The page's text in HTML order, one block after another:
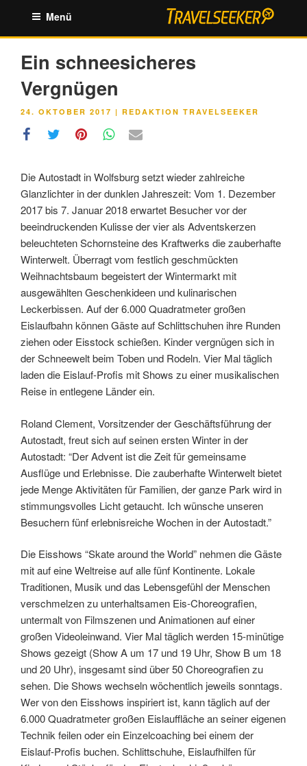
springen
Menü
Ein schneesicheres
Vergnügen
VERÖFFENTLICHT
24. OKTOBER 2017 | REDAKTION TRAVELSEEKER
Die Autostadt in Wolfsburg setzt wieder zahlreiche
Glanzlichter in der dunklen Jahreszeit: Vom 1. Dezember
2017 bis 7. Januar 2018 erwartet Besucher vor der
beeindruckenden Kulisse der vier als Adventskerzen
beleuchteten Schornsteine des Kraftwerks die zauberhafte
Winterwelt. Überragt vom festlich geschmückten
Weihnachtsbaum begeistert der Wintermarkt mit
ausgewählten Geschenkideen und kulinarischen
Leckerbissen. Auf der 6.000 Quadratmeter großen
Eislaufbahn können Gäste auf Schlittschuhen ihre Runden
ziehen oder Eisstock schießen. Kinder vergnügen sich in
der Schneewelt beim Toben und Rodeln. Vier Mal täglich
laden die Eislauf-Profis mit Shows zu einer musikalischen
Reise in entlegene Länder ein.
Roland Clement, Vorsitzender der Geschäftsführung der
Autostadt, freut sich auf seinen ersten Winter in der
Autostadt: “Der Advent ist die Zeit für gemeinsame
Ausflüge und Erlebnisse. Die zauberhafte Winterwelt bietet
jede Menge Aktivitäten für Familien, der ganze Park wird in
stimmungsvolles Licht getaucht. Ich wünsche unseren
Besuchern fünf erlebnisreiche Wochen in der Autostadt.”
Die Eisshows “Skate around the World” nehmen die Gäste
mit auf eine Weltreise auf alle fünf Kontinente. Lokale
Traditionen, Musik und das Lebensgefühl der Menschen
verschmelzen zu unterhaltsamen Eis-Choreografien,
untermalt von Filmszenen und Animationen auf einer
großen Videoleinwand. Vier Mal täglich werden 15-minütige
Shows gezeigt (Show A um 17 und 19 Uhr, Show B um 18
und 20 Uhr), insgesamt sind über 50 Choreografien zu
sehen. Die Shows wechseln wöchentlich jeweils sonntags.
Wer von den Eisshows inspiriert ist, kann täglich auf der
6.000 Quadratmeter großen Eislauffläche an seiner eigenen
Technik feilen oder ein Einzelcoaching bei einem der
Eislauf-Profis buchen. Schlittschuhe, Eislaufhilfen für